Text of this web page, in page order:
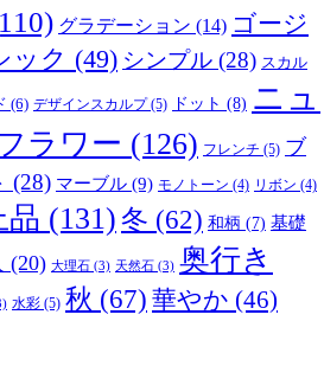
グラデーション (14) ゴージ
ック (49) シンプル (28) スカル
(6) デザインスカルプ(5) ドット (8) ニュ
ラワー (126) フレンチ (5) ブ
(28) マーブル (9) モノトーン (4) リボン (4)
品 (131) 冬 (62) 和柄 (7) 基礎
(20) 大理石 (3) 天然石 (3) 奥行き
水彩 (5) 秋 (67) 華やか (46)